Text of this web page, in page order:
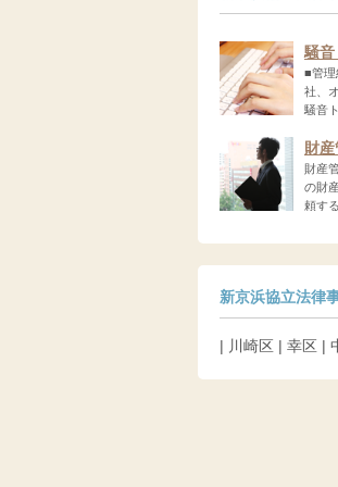
騒音
■管理
社、
騒音
財
財産
の財
頼す
新京浜協立法律
| 川崎区 | 幸区 |